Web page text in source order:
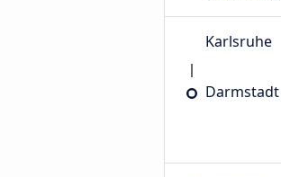
Karlsruhe
Darmstadt